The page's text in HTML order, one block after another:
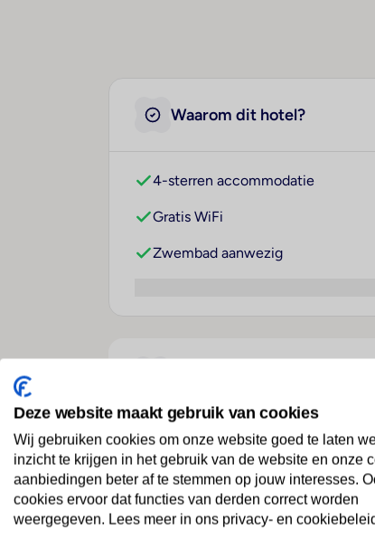
Waarom dit hotel?
4-sterren accommodatie
Gratis WiFi
Zwembad aanwezig
J. Towers
Mexico · Regio Mexico Stad · Mexico Stad
Deze website maakt gebruik van cookies
Wij gebruiken cookies om onze website goed te laten
inzicht te krijgen in het gebruik van de website en onze
aanbiedingen beter af te stemmen op jouw interesses.
cookies ervoor dat functies van derden correct worden
weergegeven. Lees meer in ons privacy- en